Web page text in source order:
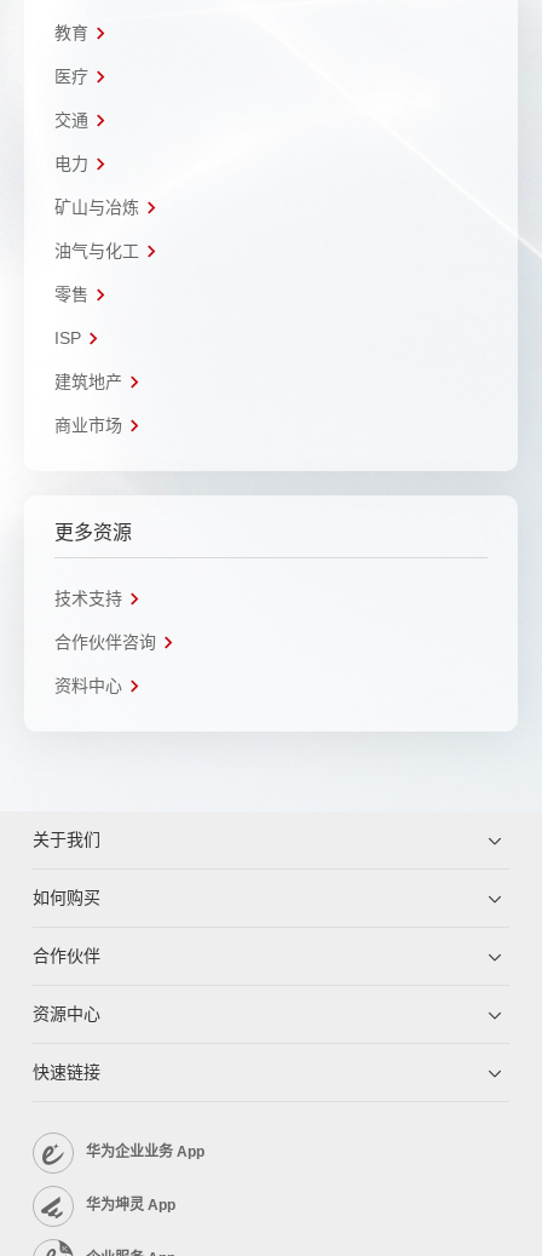
教育
医疗
交通
电力
矿山与冶炼
油气与化工
零售
ISP
建筑地产
商业市场
更多资源
技术支持
合作伙伴咨询
资料中心
关于我们
如何购买
合作伙伴
资源中心
快速链接
华为企业业务 App
华为坤灵 App